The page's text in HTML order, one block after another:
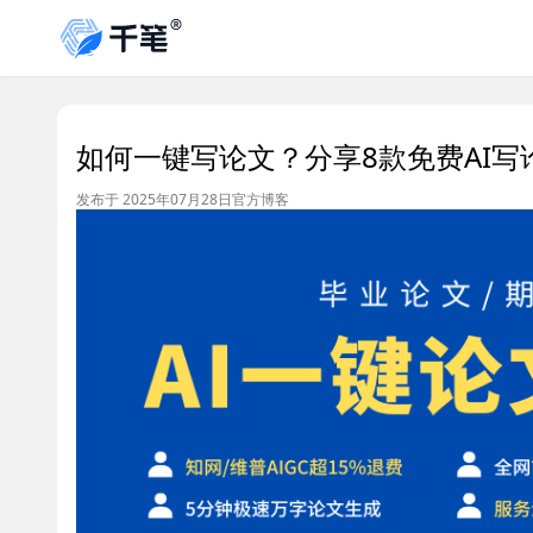
如何一键写论文？分享8款免费AI写
发布于 2025年07月28日官方博客